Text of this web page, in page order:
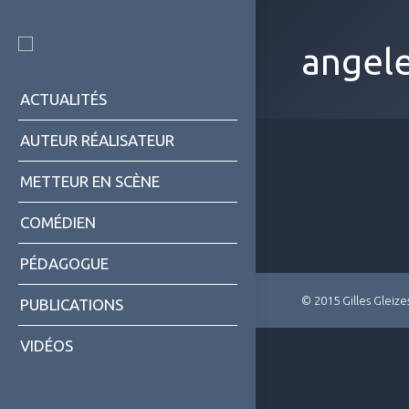
ACTUALITÉS
AUTEUR RÉALISATEUR
METTEUR EN SCÈNE
COMÉDIEN
PÉDAGOGUE
PUBLICATIONS
VIDÉOS
© 2015 Gilles